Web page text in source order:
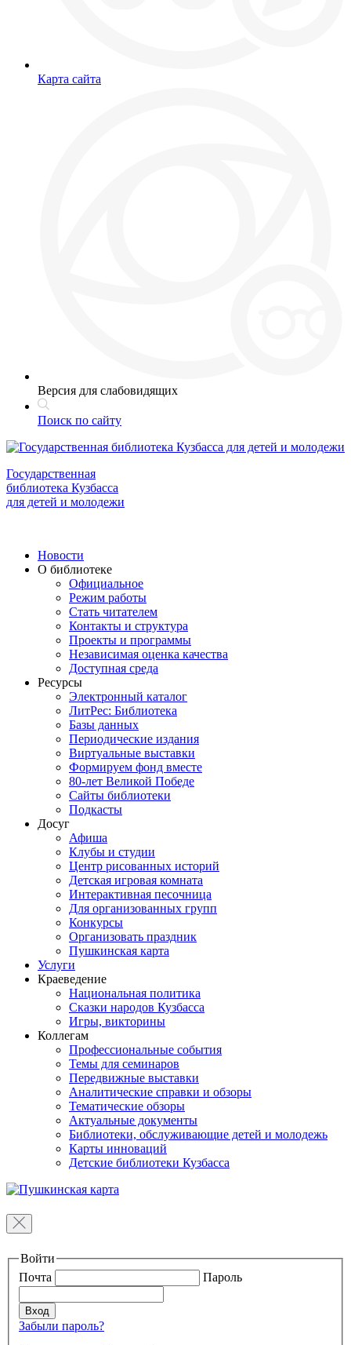
Карта сайта
Версия для слабовидящих
Поиск по сайту
Государственная
библиотека Кузбасса
для детей и молодежи
Новости
О библиотеке
Официальное
Режим работы
Стать читателем
Контакты и структура
Проекты и программы
Независимая оценка качества
Доступная среда
Ресурсы
Электронный каталог
ЛитРес: Библиотека
Базы данных
Периодические издания
Виртуальные выставки
Формируем фонд вместе
80-лет Великой Победе
Сайты библиотеки
Подкасты
Досуг
Афиша
Клубы и студии
Центр рисованных историй
Детская игровая комната
Интерактивная песочница
Для организованных групп
Конкурсы
Организовать праздник
Пушкинская карта
Услуги
Краеведение
Национальная политика
Сказки народов Кузбасса
Игры, викторины
Коллегам
Профессиональные события
Темы для семинаров
Передвижные выставки
Аналитические справки и обзоры
Тематические обзоры
Актуальные документы
Библиотеки, обслуживающие детей и молодежь
Карты инноваций
Детские библиотеки Кузбасса
Войти
Почта
Пароль
Забыли пароль?